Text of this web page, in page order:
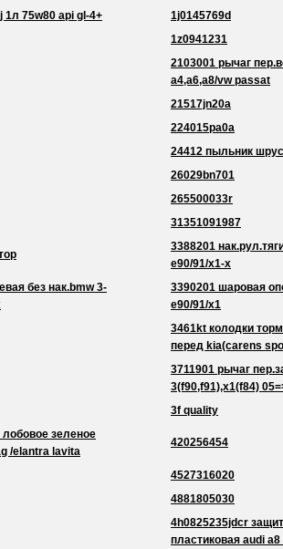
1л 75w80 api gl-4+
1j0145769d
1z0941231
2103001 рычаг
a4,a6,a8/vw passat
21517jn20a
224015pa0a
24412 пыльник
26029bn701
265500033r
31351091987
3388201
e90/91/x1-x
без нак.bmw 3-
3390201 шаровая
e90/91/x1
3461kt колодки
перед kia(carens
3711901 рычаг
3(f90,f91),x1(f84)
3f quality
зеленое
/elantra lavita
420256454
4527316020
4881805030
4h0825235jdcr
пластиковая audi